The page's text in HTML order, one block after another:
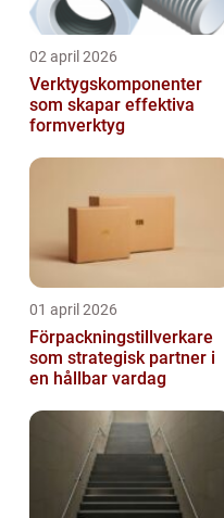
02 april 2026
Verktygskomponenter
som skapar effektiva
formverktyg
01 april 2026
Förpackningstillverkare
som strategisk partner i
en hållbar vardag